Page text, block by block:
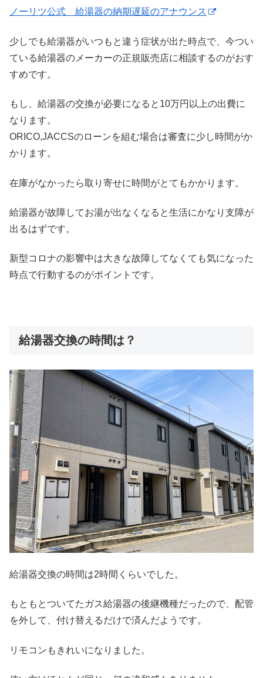
ノーリツ公式 給湯器の納期遅延のアナウンス
少しでも給湯器がいつもと違う症状が出た時点で、今つい
ている給湯器のメーカーの正規販売店に相談するのがおす
すめです。
もし、給湯器の交換が必要になると10万円以上の出費に
なります。
ORICO,JACCSのローンを組む場合は審査に少し時間がか
かります。
在庫がなかったら取り寄せに時間がとてもかかります。
給湯器が故障してお湯が出なくなると生活にかなり支障が
出るはずです。
新型コロナの影響中は大きな故障してなくても気になった
時点で行動するのがポイントです。
給湯器交換の時間は？
給湯器交換の時間は2時間くらいでした。
もともとついてたガス給湯器の後継機種だったので、配管
を外して、付け替えるだけで済んだようです。
リモコンもきれいになりました。